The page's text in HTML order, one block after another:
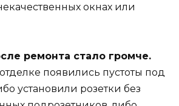
окнах или
ремонта стало громче.
появились пустоты под
установили розетки без